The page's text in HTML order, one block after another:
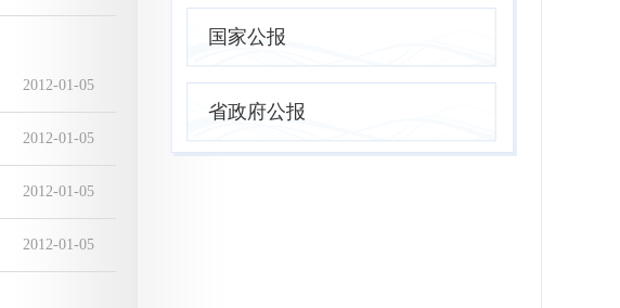
2012-01-05
2012-01-05
2012-01-05
2012-01-05
国家公报
省政府公报